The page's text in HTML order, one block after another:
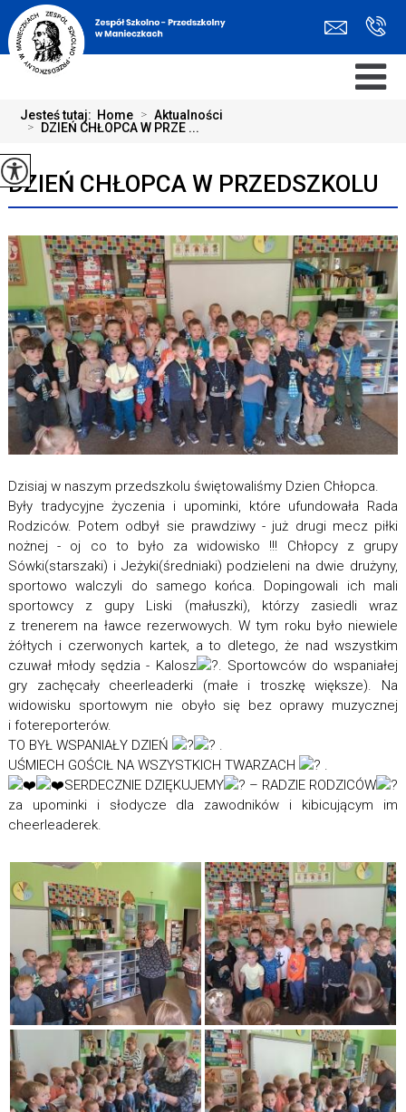
Jesteś tutaj: Home > Aktualności
> DZIEŃ CHŁOPCA W PRZE ...
DZIEŃ CHŁOPCA W PRZEDSZKOLU
Dzisiaj w naszym przedszkolu świętowaliśmy Dzien Chłopca.
Były tradycyjne życzenia i upominki, które ufundowała Rada
Rodziców. Potem odbył sie prawdziwy - już drugi mecz piłki
nożnej - oj co to było za widowisko !!! Chłopcy z grupy
Sówki(starszaki) i Jeżyki(średniaki) podzieleni na dwie drużyny,
sportowo walczyli do samego końca. Dopingowali ich mali
sportowcy z gupy Liski (małuszki), którzy zasiedli wraz
z trenerem na ławce rezerwowych. W tym roku było niewiele
żółtych i czerwonych kartek, a to dletego, że nad wszystkim
czuwał młody sędzia - Kalosz
. Sportowców do wspaniałej
gry zachęcały cheerleaderki (małe i troszkę większe). Na
widowisku sportowym nie obyło się bez oprawy muzycznej
i fotereporterów.
TO BYŁ WSPANIAŁY DZIEŃ
.
UŚMIECH GOŚCIŁ NA WSZYSTKICH TWARZACH
.
SERDECZNIE DZIĘKUJEMY
– RADZIE RODZICÓW
za upominki i słodycze dla zawodników i kibicującym im
cheerleaderek.